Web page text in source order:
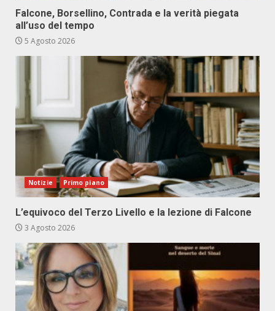
Falcone, Borsellino, Contrada e la verità piegata
all’uso del tempo
5 Agosto 2026
Notizie Primo piano
L’equivoco del Terzo Livello e la lezione di Falcone
3 Agosto 2026